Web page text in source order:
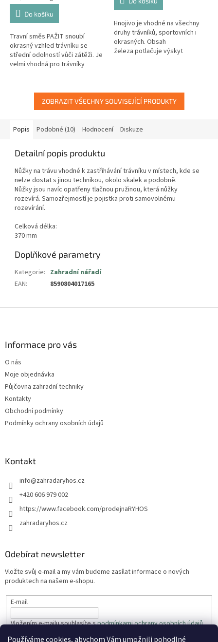
Používáme cookies, abychom Vám umožnili pohodlné
cena:
Do košíku
Travní směs PAŽIT snoubí
okrasný vzhled trávníku se
střední odolností vůči zátěži. Je
velmi vhodná pro trávníky
Hnojivo je vhodné na všechny
druhy trávníků, sportovních i
okrasných. Obsah
železa potlačuje výskyt
ZOBRAZIT VŠECHNY SOUVISEJÍCÍ PRODUKTY
Popis Podobné (10) Hodnocení Diskuze
Detailní popis produktu
Nůžky na trávu vhodné k zastřihávání trávníku v místech, kde se
nelze dostat s jinou technikou, okolo skalek a podobně.
Nůžky jsou navíc opatřeny tlačnou pružinou, která nůžky
rozevírá. Samozřejmostí je pojistka proti samovolnému
rozevírání.
Celková délka:
370 mm
Doplňkové parametry
Kategorie: Zahradní nářadí
EAN: 8590804017165
Informace pro vás
O nás
Moje objednávka
Půjčovna zahradní techniky
Kontakty
Obchodní podmínky
Podmínky ochrany osobních údajů
Kontakt
info@zahradaryhos.cz
+420 606 979 002
https://www.facebook.com/prodejnaRYHOS
zahradaryhos.cz
Odebírat newsletter
Vložte svůj e-mail a my vám budeme zasílat informace o nových
produktech na našem e-shopu.
E-mail
Vložením e-mailu souhlasíte spodmínkami ochrany osobních údajů